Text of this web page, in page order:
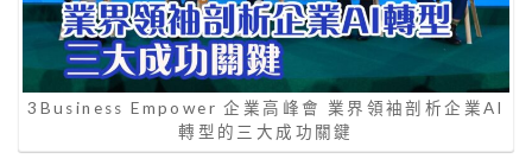
3Business Empower 企業高峰會 業界領袖剖析企業AI
轉型的三大成功關鍵